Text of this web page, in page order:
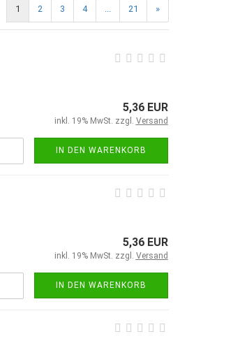
1 2 3 4 ... 21 »
5,36 EUR
inkl. 19% MwSt. zzgl. Versand
IN DEN WARENKORB
5,36 EUR
inkl. 19% MwSt. zzgl. Versand
IN DEN WARENKORB